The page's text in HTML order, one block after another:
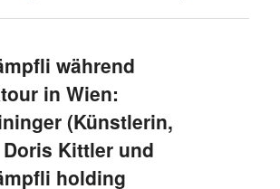
während
in Wien:
(Künstlerin,
Kittler und
holding